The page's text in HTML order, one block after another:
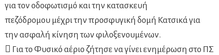
για τον οδοφωτισμό και την κατασκευή
πεζόδρομου μέχρι την προσφυγική δομή Κατσικά για
την ασφαλή κίνηση των φιλοξενουμένων.
 Για το Φυσικό αέριο ζήτησε να γίνει ενημέρωση στο ΠΣ